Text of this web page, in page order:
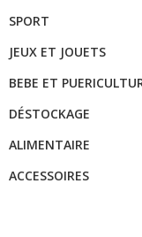
SPORT
JEUX ET JOUETS
BEBE ET
DÉSTOCKAGE
ALIMENTAIRE
ACCESSOIRES